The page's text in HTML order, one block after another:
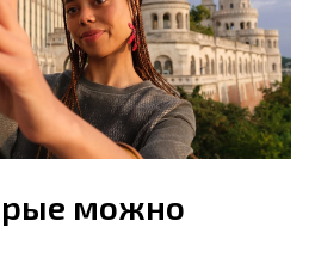
можно